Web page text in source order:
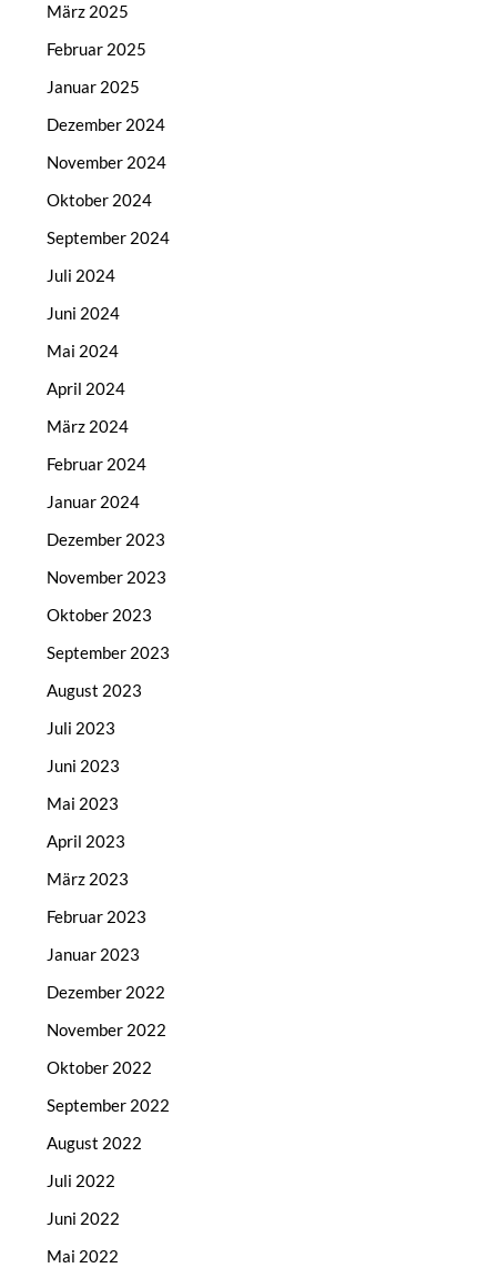
März 2025
Februar 2025
Januar 2025
Dezember 2024
November 2024
Oktober 2024
September 2024
Juli 2024
Juni 2024
Mai 2024
April 2024
März 2024
Februar 2024
Januar 2024
Dezember 2023
November 2023
Oktober 2023
September 2023
August 2023
Juli 2023
Juni 2023
Mai 2023
April 2023
März 2023
Februar 2023
Januar 2023
Dezember 2022
November 2022
Oktober 2022
September 2022
August 2022
Juli 2022
Juni 2022
Mai 2022